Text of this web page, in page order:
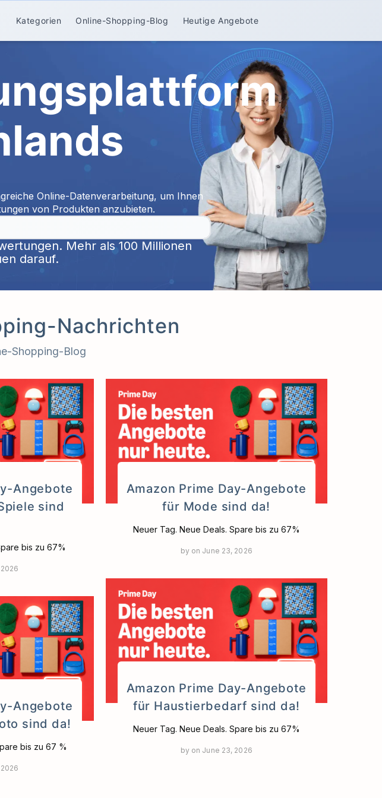
Kategorien Online-Shopping-Blog Heutige Angebote
Online-Datenverarbeitung, um Ihnen
von Produkten anzubieten.
Mehr als 100 Millionen
darauf.
Nachrichten
Shopping-Blog
Angebote
sind
bis zu 67%
Amazon Prime Day-Angebote
für Mode sind da!
Neuer Tag. Neue Deals. Spare bis zu 67%
by on June 23, 2026
Amazon Prime Day-Angebote
für Haustierbedarf sind da!
Neuer Tag. Neue Deals. Spare bis zu 67%
by on June 23, 2026
Angebote
sind da!
bis zu 67 %